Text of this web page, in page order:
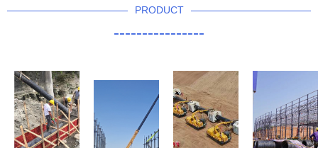
PRODUCT
----------------